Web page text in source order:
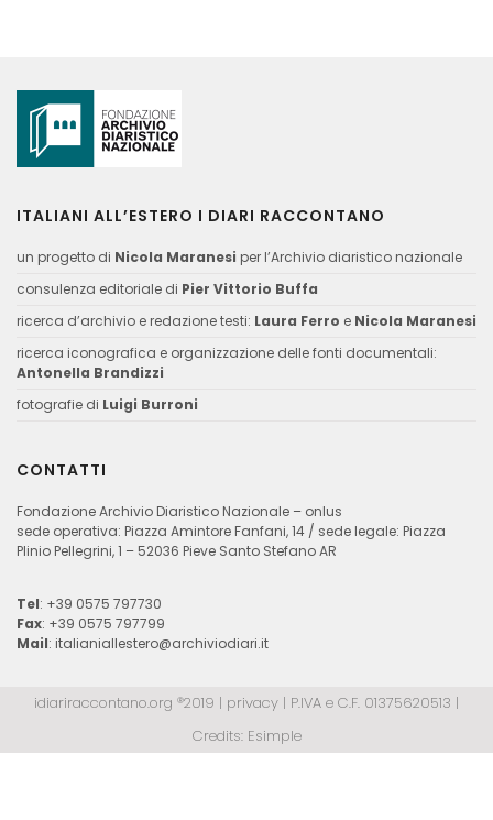
ITALIANI ALL’ESTERO I DIARI RACCONTANO
un progetto di Nicola Maranesi per l’Archivio diaristico nazionale
consulenza editoriale di Pier Vittorio Buffa
ricerca d’archivio e redazione testi: Laura Ferro e Nicola Maranesi
ricerca iconografica e organizzazione delle fonti documentali:
Antonella Brandizzi
fotografie di Luigi Burroni
CONTATTI
Fondazione Archivio Diaristico Nazionale – onlus
sede operativa: Piazza Amintore Fanfani, 14 / sede legale: Piazza
Plinio Pellegrini, 1 – 52036 Pieve Santo Stefano AR
Tel: +39 0575 797730
Fax: +39 0575 797799
Mail: italianiallestero@archiviodiari.it
idiariraccontano.org ®2019 | privacy | P.IVA e C.F. 01375620513 |
Credits: Esimple